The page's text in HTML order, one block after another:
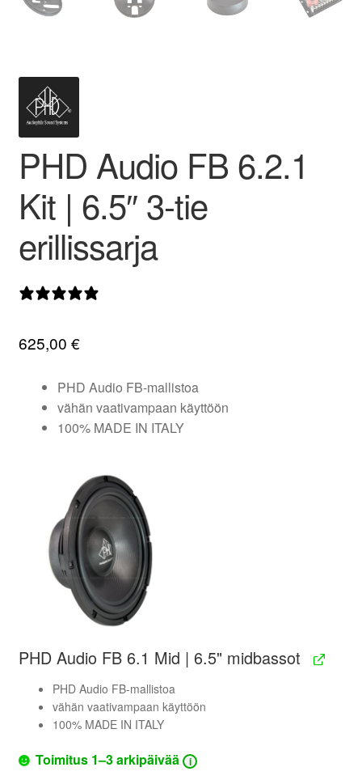
valikko
PHD Audio FB 6.2.1
Kit | 6.5″ 3-tie
erillissarja
625,00 €
PHD Audio FB-mallistoa
vähän vaativampaan käyttöön
100% MADE IN ITALY
PHD Audio FB 6.1 Mid | 6.5" midbassot
PHD Audio FB-mallistoa
vähän vaativampaan käyttöön
100% MADE IN ITALY
Toimitus 1–3 arkipäivää i